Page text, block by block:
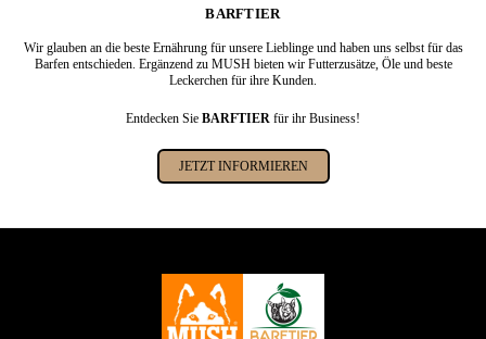
BARFTIER
Wir glauben an die beste Ernährung für unsere Lieblinge und haben uns selbst für das
Barfen entschieden. Ergänzend zu MUSH bieten wir Futterzusätze, Öle und beste
Leckerchen für ihre Kunden.
Entdecken Sie BARFTIER für ihr Business!
JETZT INFORMIEREN